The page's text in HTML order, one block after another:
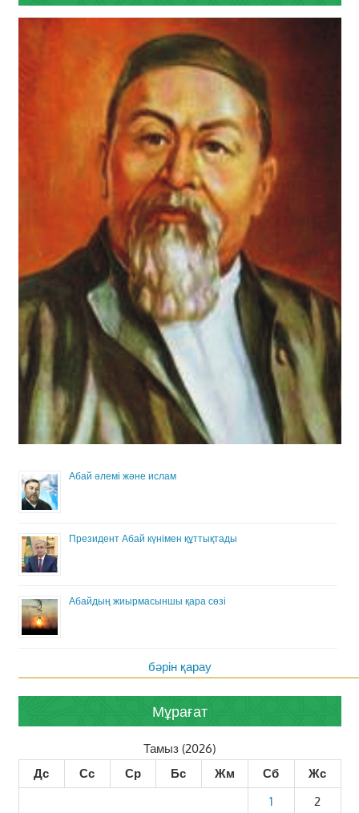
Абай әлемі және ислам
Президент Абай күнімен құттықтады
Абайдың жиырмасыншы қара сөзі
бәрін қарау
Мұрағат
Тамыз (2026)
Дс
Сс Ср Бс Жм Сб
Жс
1
2